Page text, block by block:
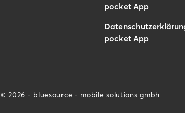
pocket App
pocket App
© 2026 - bluesource - mobile solutions gmbh